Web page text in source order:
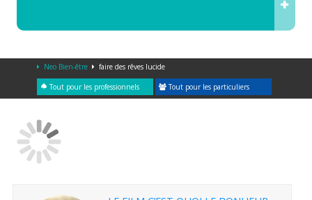
Neo Bien-être faire des rêves lucide
Tout pour les professionnels Tout pour les particuliers